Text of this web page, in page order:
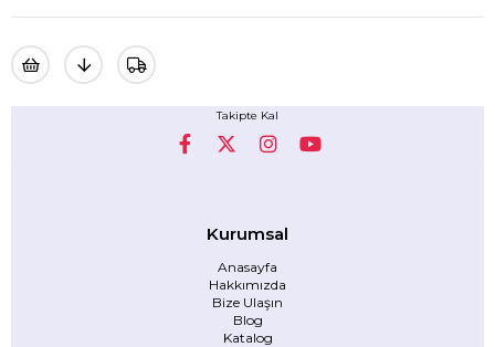
Takipte Kal
Kurumsal
Anasayfa
Hakkımızda
Bize Ulaşın
Blog
Katalog